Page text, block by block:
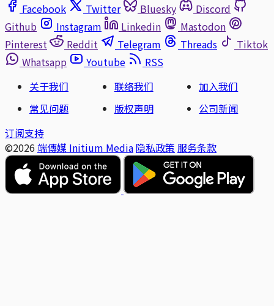
Facebook
Twitter Bluesky
Discord
Github
Instagram Linkedin
Mastodon
Pinterest
Reddit Telegram Threads
Tiktok
Whatsapp
Youtube
RSS
关于我们
联络我们
加入我们
常见问题
版权声明
公司新闻
订阅支持
©2026 端傳媒 Initium Media 隐私政策 服务条款